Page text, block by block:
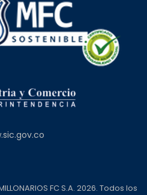
FC S.A. 2026. Todos los